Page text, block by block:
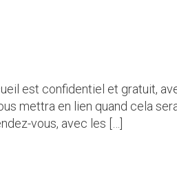
est confidentiel et gratuit,
mettra en lien quand cela
vous, avec les […]